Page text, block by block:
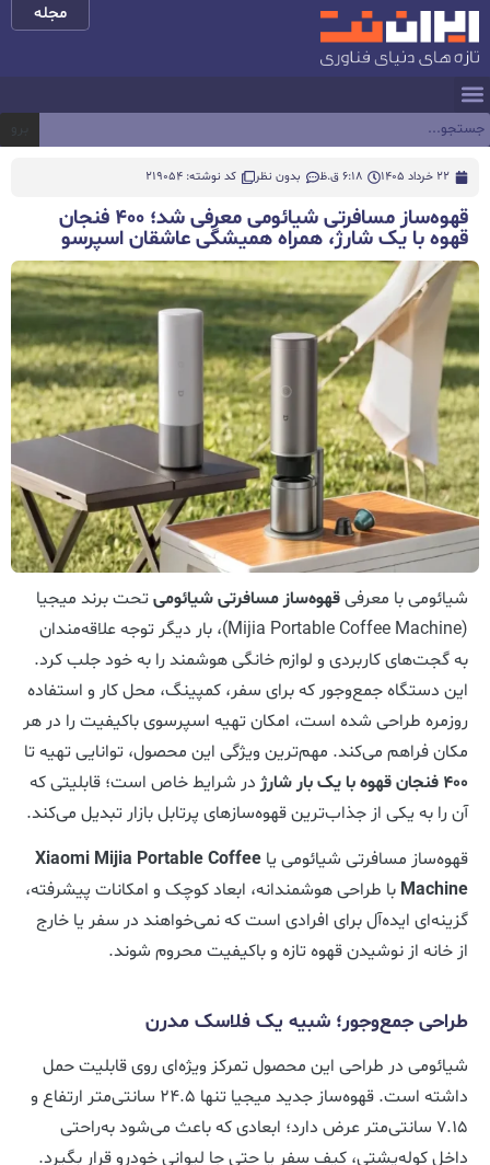
مجله
22 خرداد 1405 6:18 ق.ظ بدون نظر کد نوشته: 219054
قهوه‌ساز مسافرتی شیائومی معرفی شد؛ ۴۰۰ فنجان
قهوه با یک شارژ، همراه همیشگی عاشقان اسپرسو
شیائومی با معرفیقهوه‌ساز مسافرتی شیائومی تحت برند میجیا
(Mijia Portable Coffee Machine)، بار دیگر توجه علاقه‌مندان
به گجت‌های کاربردی و لوازم خانگی هوشمند را به خود جلب کرد.
این دستگاه جمع‌وجور که برای سفر، کمپینگ، محل کار و استفاده
روزمره طراحی شده است، امکان تهیه اسپرسوی باکیفیت را در هر
مکان فراهم می‌کند. مهم‌ترین ویژگی این محصول، توانایی تهیه تا
۴۰۰ فنجان قهوه با یک بار شارژ
در شرایط خاص است؛ قابلیتی که
آن را به یکی از جذاب‌ترین قهوه‌سازهای پرتابل بازار تبدیل می‌کند.
قهوه‌ساز مسافرتی شیائومی یا Xiaomi Mijia Portable Coffee
Machine با طراحی هوشمندانه، ابعاد کوچک و امکانات پیشرفته،
گزینه‌ای ایده‌آل برای افرادی است که نمی‌خواهند در سفر یا خارج
از خانه از نوشیدن قهوه تازه و باکیفیت محروم شوند.
طراحی جمع‌وجور؛ شبیه یک فلاسک مدرن
شیائومی در طراحی این محصول تمرکز ویژه‌ای روی قابلیت حمل
داشته است. قهوه‌ساز جدید میجیا تنها ۲۴.۵ سانتی‌متر ارتفاع و
۷.۱۵ سانتی‌متر عرض دارد؛ ابعادی که باعث می‌شود به‌راحتی
داخل کوله‌پشتی، کیف سفر یا حتی جا لیوانی خودرو قرار بگیرد.